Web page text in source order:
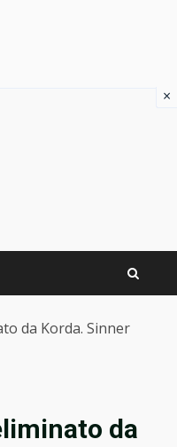
da Korda. Sinner
da
×